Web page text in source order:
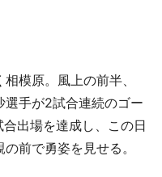
模原。風上の前半、
選手が2試合連続のゴー
出場を達成し、この日
前で勇姿を見せる。